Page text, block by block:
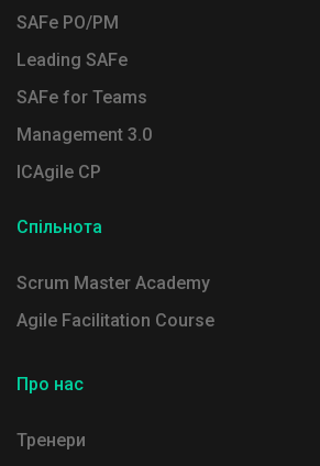
SAFe PO/PM
Leading SAFe
SAFe for Teams
Management 3.0
ICAgile CP
Спільнота
Scrum Master Academy
Agile Facilitation Course
Про нас
Тренери